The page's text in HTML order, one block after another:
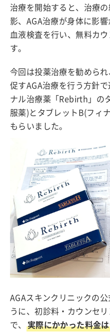
治療を開始すると、治療
影、AGA治療が身体に影
血液検査を行い、無料カ
す。
今回は投薬治療を勧めら
促すAGA治療を行う方針
ナル治療薬「Rebirth」の
服薬)とタブレットB(フィ
もらいました。
AGAスキンクリニックの
うに、初診料・カウンセ
で、 実際にかかった料金